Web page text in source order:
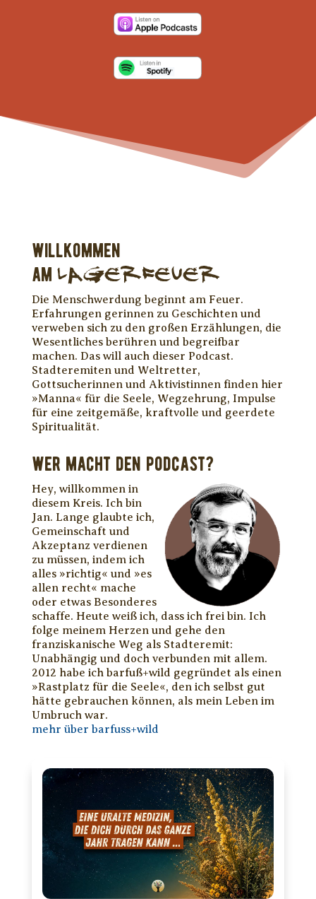
Willkommen
am lagerfeuer
Die Menschwerdung beginnt am Feuer.
Erfahrungen gerinnen zu Geschichten und
verweben sich zu den großen Erzählungen, die
Wesentliches berühren und begreifbar
machen. Das will auch dieser Podcast.
Stadteremiten und Weltretter,
Gottsucherinnen und Aktivistinnen finden hier
»Manna« für die Seele, Wegzehrung, Impulse
für eine zeitgemäße, kraftvolle und geerdete
Spiritualität.
wer macht den Podcast?
Hey, willkommen in
diesem Kreis. Ich bin
Jan. Lange glaubte ich,
Gemeinschaft und
Akzeptanz verdienen
zu müssen, indem ich
alles »richtig« und »es
allen recht« mache
oder etwas Besonderes
schaffe. Heute weiß ich, dass ich frei bin. Ich
folge meinem Herzen und gehe den
franziskanische Weg als Stadteremit:
Unabhängig und doch verbunden mit allem.
2012 habe ich barfuß+wild gegründet als einen
»Rastplatz für die Seele«, den ich selbst gut
hätte gebrauchen können, als mein Leben im
Umbruch war.
mehr über barfuss+wild